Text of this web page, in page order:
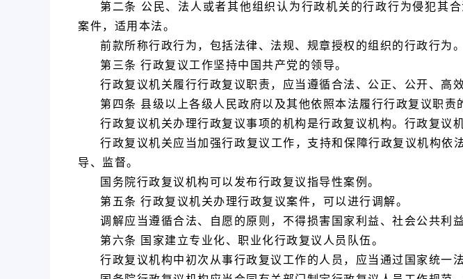
第二条 公民、法人或者其他组织认为行政机关的行政行为侵犯其
案件，适用本法。
前款所称行政行为，包括法律、法规、规章授权的组织的行政行为。
第三条 行政复议工作坚持中国共产党的领导。
行政复议机关履行行政复议职责，应当遵循合法、公正、公开、高
第四条 县级以上各级人民政府以及其他依照本法履行行政复议职责
行政复议机关办理行政复议事项的机构是行政复议机构。行政复议
行政复议机关应当加强行政复议工作，支持和保障行政复议机构
导、监督。
国务院行政复议机构可以发布行政复议指导性案例。
第五条 行政复议机关办理行政复议案件，可以进行调解。
调解应当遵循合法、自愿的原则，不得损害国家利益、社会公共利
第六条 国家建立专业化、职业化行政复议人员队伍。
行政复议机构中初次从事行政复议工作的人员，应当通过国家统一